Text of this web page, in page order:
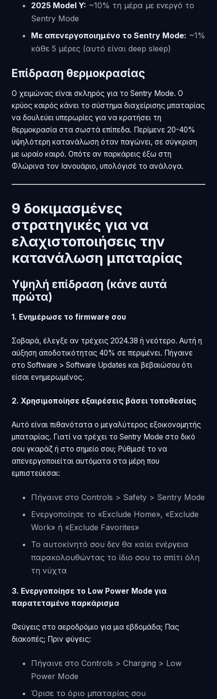
2025 Model Y: ~10% τη μέρα με ενεργό το
Sentry Mode
Με απενεργοποιημένο το Sentry Mode: ~1%
κάθε 5 μέρες (αυτό είναι deep sleep)
Επίδραση θερμοκρασίας
Ο χειμώνας είναι σκληρός για το Sentry Mode. Ο
κρύος καιρός κάνει το σύστημα διαχείρισης μπαταρίας
να δουλεύει υπερωρίες για να κρατήσει τη
θερμοκρασία στα σωστά επίπεδα. Περίμενε 20-40%
υψηλότερη κατανάλωση όταν παγώνει, σε σύγκριση
με ωραίο καιρό. Οπότε αν παρκάρεις έξω στη
Φλώρινα τον Ιανουάριο, υπολόγισέ το ανάλογα.
9 δοκιμασμένες
στρατηγικές για να
ελαχιστοποιήσεις την
κατανάλωση μπαταρίας
Υψηλή επίδραση (κάνε αυτά
πρώτα)
1. Ενημέρωσε το firmware σου
Σοβαρά, έλεγξε αν τρέχεις 2024.38 ή νεότερο. Αυτή η
αύξηση αποδοτικότητας 40% σε περιμένει. Πήγαινε
στο Software > Software Updates και βεβαιώσου ότι
είσαι ενημερωμένος.
2. Χρησιμοποίησε εξαιρέσεις βάσει τοποθεσίας
Αυτό είναι πιθανότατα ο μεγαλύτερος εξοικονομητής
μπαταρίας. Γιατί να τρέχει το Sentry Mode στο δικό
σου γκαράζ ή στο σημείο σου; Ρύθμισέ το να
απενεργοποιείται αυτόματα στα μέρη που
εμπιστεύεσαι:
Πήγαινε στο Controls > Safety > Sentry Mode
Ενεργοποίησε το «Exclude Home», «Exclude
Work» ή «Exclude Favorites»
Το αυτοκίνητό σου δεν θα καίει ενέργεια
παρακολουθώντας το ίδιο σου το σπίτι όλη
τη νύχτα
3. Ενεργοποίησε το Low Power Mode για
παρατεταμένο παρκάρισμα
Φεύγεις στο αεροδρόμιο για μια εβδομάδα; Πας
διακοπές; Πριν φύγεις:
Πήγαινε στο Controls > Charging > Low
Power Mode
Όρισε το όριο μπαταρίας σου